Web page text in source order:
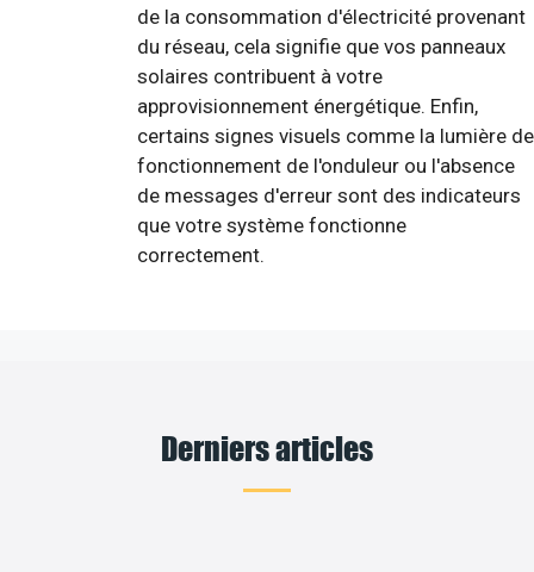
de la consommation d'électricité provenant
du réseau, cela signifie que vos panneaux
solaires contribuent à votre
approvisionnement énergétique. Enfin,
certains signes visuels comme la lumière de
fonctionnement de l'onduleur ou l'absence
de messages d'erreur sont des indicateurs
que votre système fonctionne
correctement.
Derniers articles